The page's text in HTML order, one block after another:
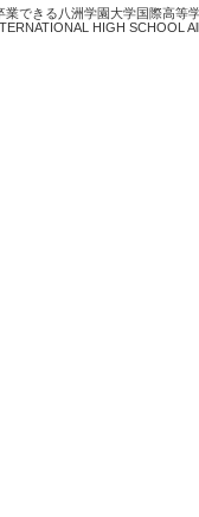
できる八洲学園大学国際高等
HIGH SCHOOL